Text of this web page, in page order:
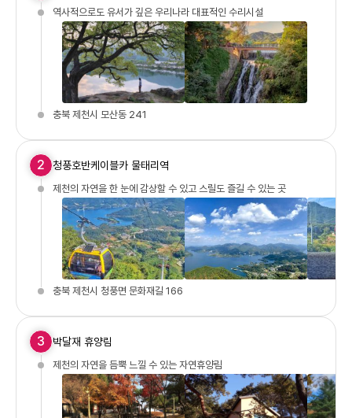
역사적으로도 유서가 깊은 우리나라 대표적인 수리시설
충북 제천시 모산동 241
2 청풍호반케이블카 물태리역
제천의 자연을 한 눈에 감상할 수 있고 스릴도 즐길 수 있는 곳
충북 제천시 청풍면 문화재길 166
3 박달재 휴양림
제천의 자연을 듬뿍 느낄 수 있는 자연휴양림